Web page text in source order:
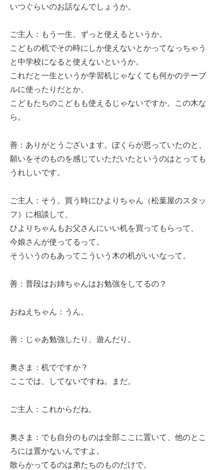
いつぐらいのお話なんでしょうか。
ご主人：もう一生、ずっと使えるというか。
こどもの机でその時にしか使えないとかってなっちゃう
と中学校になると使えないというか。
これだと一生というか学習机じゃなくても何かのテーブ
ルに使ったりだとか、
こどもたちのこどもも使えるじゃないですか。この木な
ら。
善：ありがとうございます。ぼくらが思っていたのと、
願いをそのものを感じていただいたというのはとっても
うれしいです。
ご主人：そう。買う時にひよりちゃん（松葉屋のスタッ
フ）に相談して、
ひよりちゃんもお父さんにいい机を買ってもらって、
今娘さんが使ってるって。
そういうのもあってこういう木の机がいいなって。
善：普段はお姉ちゃんはお勉強をしてるの？
おねえちゃん：うん。
善：じゃあ勉強したり、遊んだり。
奥さま：机でですか？
ここでは、してないですね。まだ。
ご主人：これからだね。
奥さま：でも自分のものは全部ここに置いて、他のとこ
ろには置かないんですよ。
散らかってるのは弟たちのものだけで。